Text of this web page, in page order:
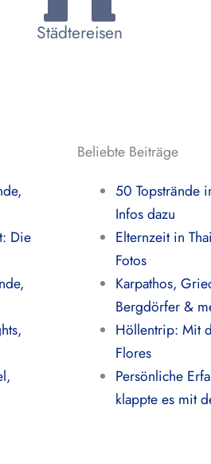
Städtereisen
Die
Beliebte Beiträge
50 Topstrände
Infos dazu
Elternzeit in
Fotos
Karpathos,
Bergdörfer &
Höllentrip: Mit
Flores
Persönliche
klappte es mit